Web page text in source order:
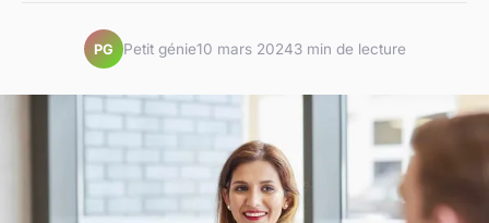
PG Petit génie10 mars 20243 min de lecture